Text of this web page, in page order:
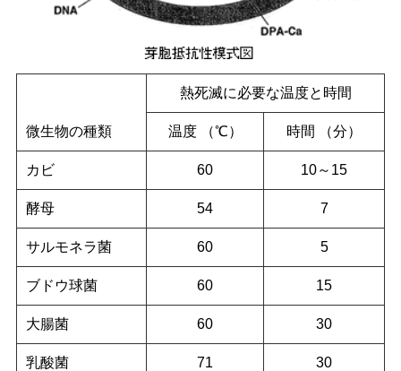
微生物の種類
熱死滅に必要な温度と時間
温度 （℃） 時間 （分）
カビ 60 10～15
酵母 54 7
サルモネラ菌 60 5
ブドウ球菌 60 15
大腸菌 60 30
乳酸菌 71 30